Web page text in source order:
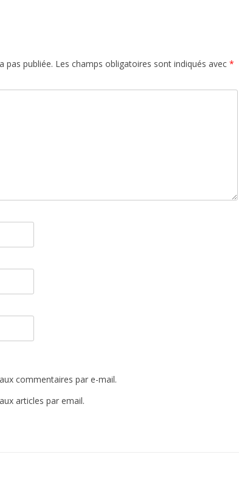
pas publiée. Les champs obligatoires sont indiqués avec *
commentaires par e-mail.
articles par email.